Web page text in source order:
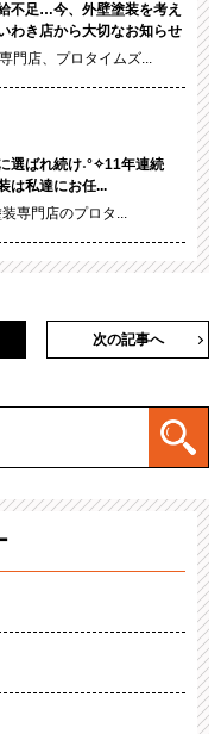
不足…今、外壁塗装を考え
わき店から大切なお知らせ
門店、プロタイムズ...
選ばれ続け˖°✧11年連続
は私達にお任...
専門店のプロタ...
次の記事へ